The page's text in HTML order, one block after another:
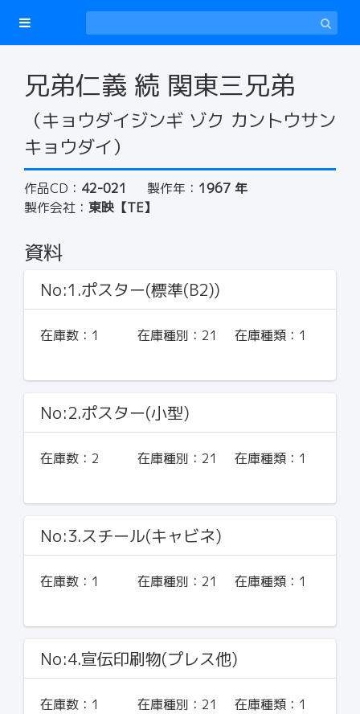
兄弟仁義 続 関東三兄弟
（キョウダイジンギ ゾク カントウサン
キョウダイ）
作品CD： 42-021 製作年： 1967 年
製作会社： 東映【TE】
資料
No:1.ポスター(標準(B2))
在庫数： 1 在庫種別： 21 在庫種類： 1
No:2.ポスター(小型)
在庫数： 2 在庫種別： 21 在庫種類： 1
No:3.スチール(キャビネ)
在庫数： 1 在庫種別： 21 在庫種類： 1
No:4.宣伝印刷物(プレス他)
在庫数： 1 在庫種別： 21 在庫種類： 1